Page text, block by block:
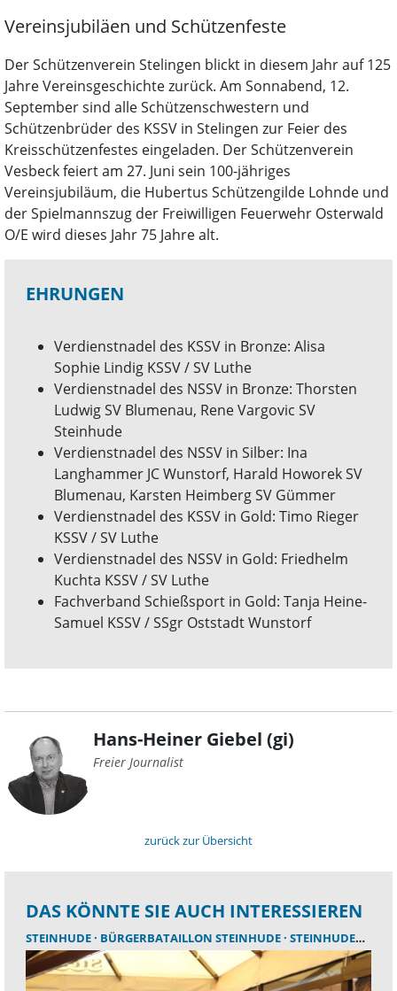
Vereinsjubiläen und Schützenfeste
Der Schützenverein Stelingen blickt in diesem Jahr auf 125
Jahre Vereinsgeschichte zurück. Am Sonnabend, 12.
September sind alle Schützenschwestern und
Schützenbrüder des KSSV in Stelingen zur Feier des
Kreisschützenfestes eingeladen. Der Schützenverein
Vesbeck feiert am 27. Juni sein 100-jähriges
Vereinsjubiläum, die Hubertus Schützengilde Lohnde und
der Spielmannszug der Freiwilligen Feuerwehr Osterwald
O/E wird dieses Jahr 75 Jahre alt.
EHRUNGEN
Verdienstnadel des KSSV in Bronze: Alisa
Sophie Lindig KSSV / SV Luthe
Verdienstnadel des NSSV in Bronze: Thorsten
Ludwig SV Blumenau, Rene Vargovic SV
Steinhude
Verdienstnadel des NSSV in Silber: Ina
Langhammer JC Wunstorf, Harald Howorek SV
Blumenau, Karsten Heimberg SV Gümmer
Verdienstnadel des KSSV in Gold: Timo Rieger
KSSV / SV Luthe
Verdienstnadel des NSSV in Gold: Friedhelm
Kuchta KSSV / SV Luthe
Fachverband Schießsport in Gold: Tanja Heine-
Samuel KSSV / SSgr Oststadt Wunstorf
Hans-Heiner Giebel (gi)
Freier Journalist
zurück zur Übersicht
DAS KÖNNTE SIE AUCH INTERESSIEREN
STEINHUDE BÜRGERBATAILLON STEINHUDE STEINHUDER MEER